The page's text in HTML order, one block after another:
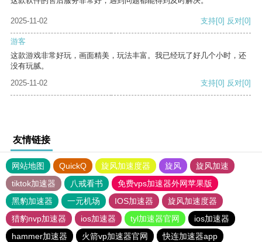
2025-11-02 支持[0] 反对[0]
游客
这款游戏非常好玩，画面精美，玩法丰富。我已经玩了好几个小时，还
没有玩腻。
2025-11-02
支持[0] 反对[0]
友情链接
网站地图 QuickQ 旋风加速度器 旋风
旋风加速
tiktok加速器
八戒看书
免费vps加速器外网苹果版
黑豹加速器
一元机场 IOS加速器
旋风加速度器
猎豹nvp加速器
ios加速器 tyl加速器官网
ios加速器
hammer加速器
火箭vp加速器官网 快连加速器app